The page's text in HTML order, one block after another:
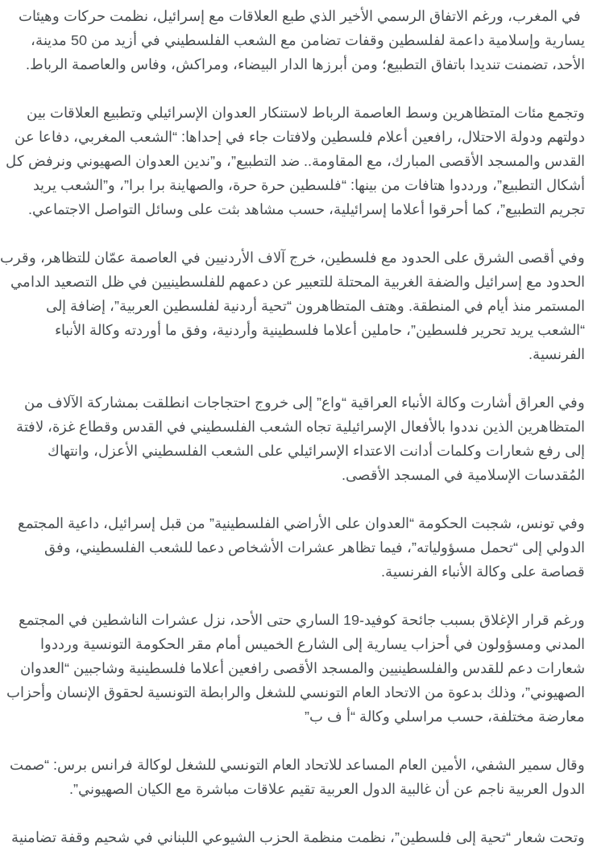
في المغرب، ورغم الاتفاق الرسمي الأخير الذي طبع العلاقات مع إسرائيل، نظمت حركات وهيئات
يسارية وإسلامية داعمة لفلسطين وقفات تضامن مع الشعب الفلسطيني في أزيد من 50 مدينة،
الأحد، تضمنت تنديدا باتفاق التطبيع؛ ومن أبرزها الدار البيضاء، ومراكش، وفاس والعاصمة الرباط.
وتجمع مئات المتظاهرين وسط العاصمة الرباط لاستنكار العدوان الإسرائيلي وتطبيع العلاقات بين
دولتهم ودولة الاحتلال، رافعين أعلام فلسطين ولافتات جاء في إحداها: “الشعب المغربي، دفاعا عن
القدس والمسجد الأقصى المبارك، مع المقاومة.. ضد التطبيع”، و”ندين العدوان الصهيوني ونرفض كل
أشكال التطبيع”، ورددوا هتافات من بينها: “فلسطين حرة حرة، والصهاينة برا برا”، و”الشعب يريد
تجريم التطبيع”، كما أحرقوا أعلاما إسرائيلية، حسب مشاهد بثت على وسائل التواصل الاجتماعي.
وفي أقصى الشرق على الحدود مع فلسطين، خرج آلاف الأردنيين في العاصمة عمّان للتظاهر، وقرب
الحدود مع إسرائيل والضفة الغربية المحتلة للتعبير عن دعمهم للفلسطينيين في ظل التصعيد الدامي
المستمر منذ أيام في المنطقة. وهتف المتظاهرون “تحية أردنية لفلسطين العربية”، إضافة إلى
“الشعب يريد تحرير فلسطين”، حاملين أعلاما فلسطينية وأردنية، وفق ما أوردته وكالة الأنباء
الفرنسية.
وفي العراق أشارت وكالة الأنباء العراقية “واع” إلى خروج احتجاجات انطلقت بمشاركة الآلاف من
المتظاهرين الذين نددوا بالأفعال الإسرائيلية تجاه الشعب الفلسطيني في القدس وقطاع غزة، لافتة
إلى رفع شعارات وكلمات أدانت الاعتداء الإسرائيلي على الشعب الفلسطيني الأعزل، وانتهاك
المُقدسات الإسلامية في المسجد الأقصى.
وفي تونس، شجبت الحكومة “العدوان على الأراضي الفلسطينية” من قبل إسرائيل، داعية المجتمع
الدولي إلى “تحمل مسؤولياته”، فيما تظاهر عشرات الأشخاص دعما للشعب الفلسطيني، وفق
قصاصة على وكالة الأنباء الفرنسية.
ورغم قرار الإغلاق بسبب جائحة كوفيد-19 الساري حتى الأحد، نزل عشرات الناشطين في المجتمع
المدني ومسؤولون في أحزاب يسارية إلى الشارع الخميس أمام مقر الحكومة التونسية ورددوا
شعارات دعم للقدس والفلسطينيين والمسجد الأقصى رافعين أعلاما فلسطينية وشاجبين “العدوان
الصهيوني”، وذلك بدعوة من الاتحاد العام التونسي للشغل والرابطة التونسية لحقوق الإنسان وأحزاب
معارضة مختلفة، حسب مراسلي وكالة “أ ف ب”
وقال سمير الشفي، الأمين العام المساعد للاتحاد العام التونسي للشغل لوكالة فرانس برس: “صمت
الدول العربية ناجم عن أن غالبية الدول العربية تقيم علاقات مباشرة مع الكيان الصهيوني”.
وتحت شعار “تحية إلى فلسطين”، نظمت منظمة الحزب الشيوعي اللبناني في شحيم وقفة تضامنية